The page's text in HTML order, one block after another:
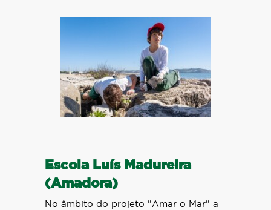
Escola Luís Madureira
(Amadora)
No âmbito do projeto "Amar o Mar" a